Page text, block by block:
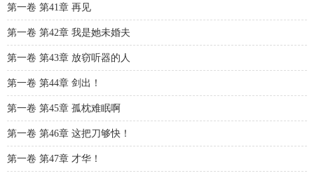
第一卷 第41章 再见
第一卷 第42章 我是她未婚夫
第一卷 第43章 放窃听器的人
第一卷 第44章 剑出！
第一卷 第45章 孤枕难眠啊
第一卷 第46章 这把刀够快！
第一卷 第47章 才华！